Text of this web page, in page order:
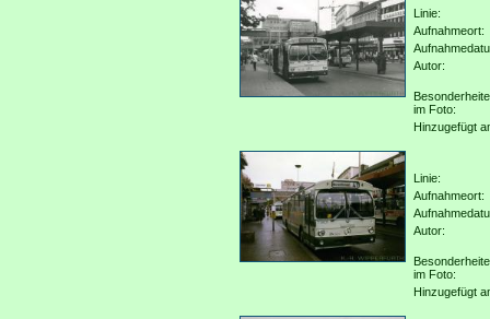
Linie:
Aufnahmeort:
Autor:
im Foto:
Hinzugefügt
Linie:
Aufnahmeort:
Autor:
im Foto:
Hinzugefügt